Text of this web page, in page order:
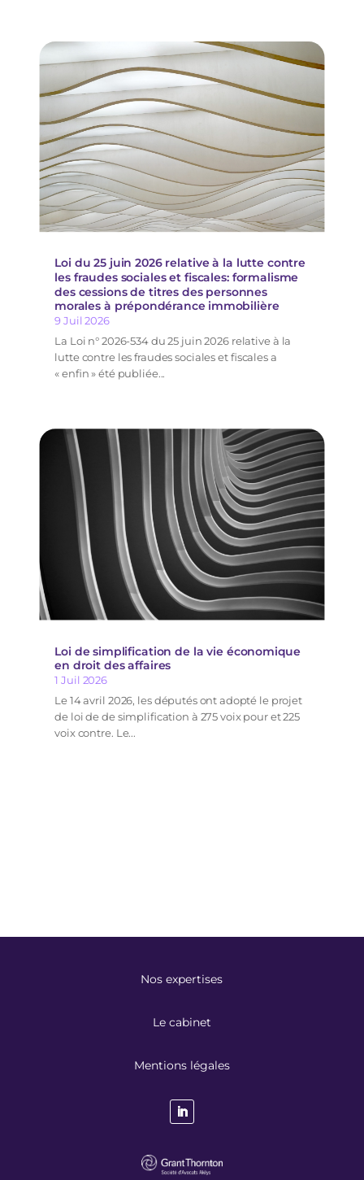
Loi du 25 juin 2026 relative à la lutte contre
les fraudes sociales et fiscales: formalisme
des cessions de titres des personnes
morales à prépondérance immobilière
9 Juil 2026
La Loi n° 2026-534 du 25 juin 2026 relative à la
lutte contre les fraudes sociales et fiscales a
« enfin » été publiée...
Loi de simplification de la vie économique
en droit des affaires
1 Juil 2026
Le 14 avril 2026, les députés ont adopté le projet
de loi de de simplification à 275 voix pour et 225
voix contre. Le...
Nos expertises
Le cabinet
Mentions légales